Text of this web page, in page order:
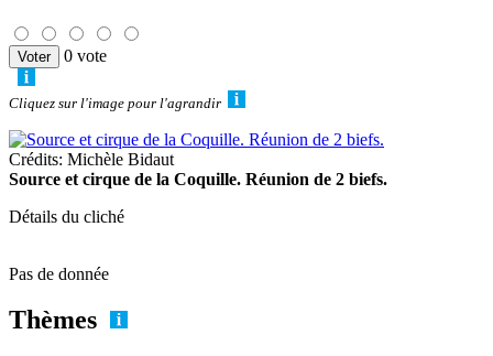
0 vote
Cliquez sur l'image pour l'agrandir
Crédits: Michèle Bidaut
Source et cirque de la Coquille. Réunion de 2 biefs.
Détails du cliché
Pas de donnée
Thèmes